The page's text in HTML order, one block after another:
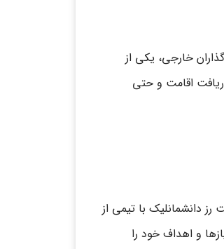
خارجی، یکی از
اقامت و حتی
دانشمانلیک با تیمی از
و اهداف خود را